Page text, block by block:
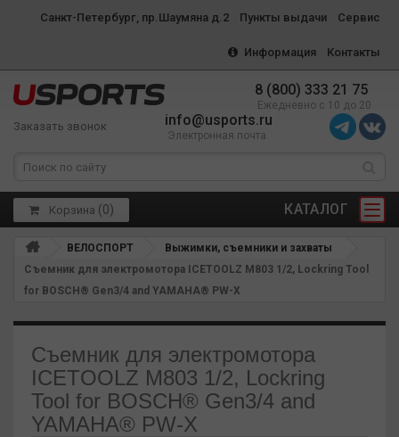
Санкт-Петербург, пр.Шаумяна д.2 Пункты выдачи Сервис
Информация Контакты
8 (800) 333 21 75
Ежедневно с 10 до 20
Заказать звонок info@usports.ru
Электронная почта
КАТАЛОГ
Корзина (0)
ВЕЛОСПОРТ
Выжимки, съемники и захваты
Съемник для электромотора ICETOOLZ M803 1/2, Lockring Tool
for BOSCH® Gen3/4 and YAMAHA® PW-X
Съемник для электромотора
ICETOOLZ M803 1/2, Lockring
Tool for BOSCH® Gen3/4 and
YAMAHA® PW-X